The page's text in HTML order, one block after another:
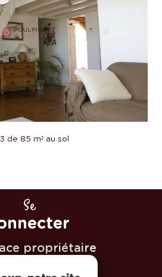
le bien
de 85 m² au sol
Se
propriétaire